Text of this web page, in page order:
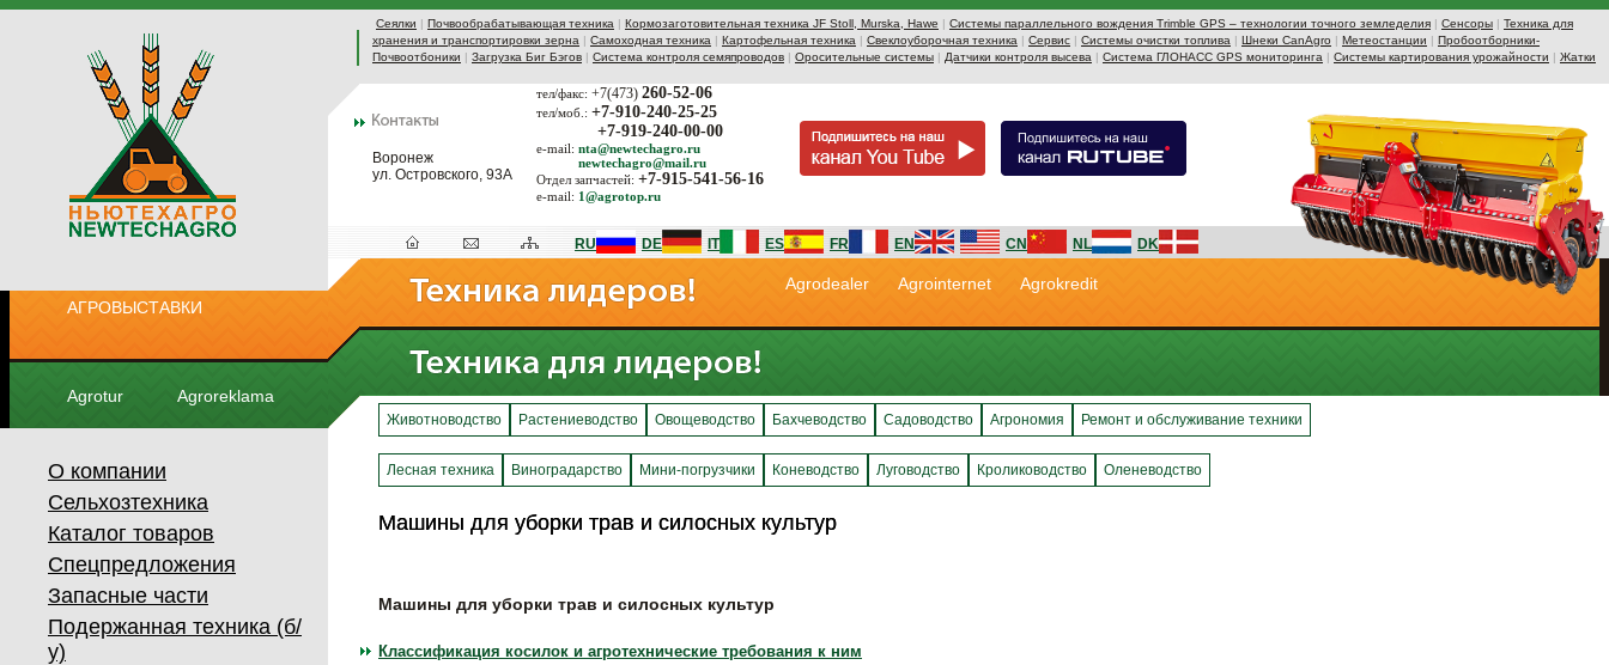
Сеялки | Почвообрабатывающая техника | Кормозаготовительная техника JF Stoll, Murska, Hawe | Системы параллельного вождения Trimble GPS – технологии точного земледелия | Сенсоры | Техника для
хранения и транспортировки зерна | Самоходная техника | Картофельная техника | Свеклоуборочная техника | Сервис | Системы очистки топлива | Шнеки CanAgro | Метеостанции | Пробоотборники-
Почвоотбоники | Загрузка Биг Бэгов | Система контроля семяпроводов | Оросительные системы | Датчики контроля высева | Система ГЛОНАСС GPS мониторинга | Системы картирования урожайности | Жатки
Воронеж
ул. Островского, 93А
тел/факс: +7(473) 260-52-06
тел/моб.: +7-910-240-25-25
+7-919-240-00-00
e-mail: nta@newtechagro.ru
newtechagro@mail.ru
Отдел запчастей: +7-915-541-56-16
e-mail: 1@agrotop.ru
АГРОВЫСТАВКИ
Agrotur Agroreklama
RU DE IT ES FR EN CN NL DK
Agrodealer Agrointernet Agrokredit
О компании
Сельхозтехника
Каталог товаров
Спецпредложения
Запасные части
Подержанная техника (б/
у)
Животноводство Растениеводство Овощеводство Бахчеводство Садоводство Агрономия Ремонт и обслуживание техники
Лесная техника Виноградарство Мини-погрузчики Коневодство Луговодство Кролиководство Оленеводство
Машины для уборки трав и силосных культур
Машины для уборки трав и силосных культур
Машины для уборки трав и силосных культур
Классификация косилок и агротехнические требования к ним